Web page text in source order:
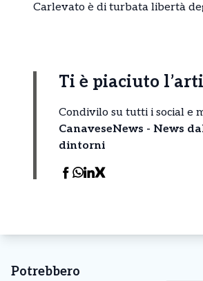
Carlevato è di turbata libertà
Ti è piaciuto
Condivilo su tutti i social e
CanaveseNews - News
dintorni
Potrebbero